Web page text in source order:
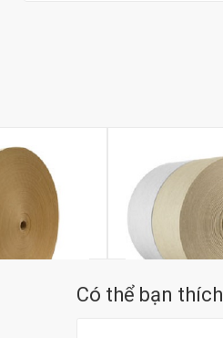
Có thể bạn thích